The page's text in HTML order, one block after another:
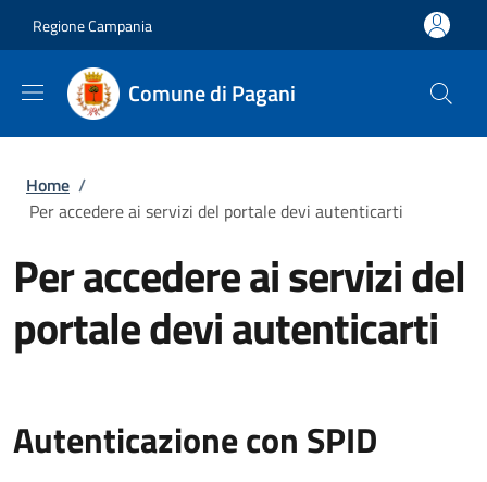
Regione Campania
Comune di Pagani
Briciole di pane
Home /
Per accedere ai servizi del portale devi autenticarti
Per accedere ai servizi del
portale devi autenticarti
Autenticazione con SPID